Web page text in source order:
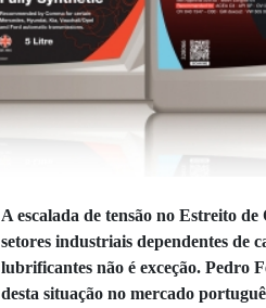
A escalada de tensão no Estreito
setores industriais dependentes de
lubrificantes não é exceção. Pedro
desta situação no mercado